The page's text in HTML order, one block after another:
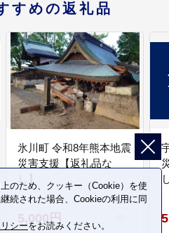
すめの返礼品
氷川町 令和8年熊本地震
災害支援【返礼品な
し】
5,000円
のため、クッキー（Cookie）を使
続された場合、Cookieの利用に同
シーをお読みください。